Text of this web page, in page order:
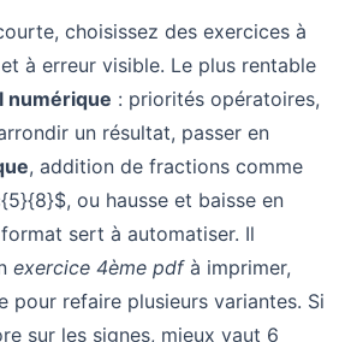
choisissez des exercices à
à erreur visible. Le plus rentable
numérique : priorités opératoires,
un résultat, passer en
, addition de fractions comme
ou hausse et baisse en
sert à automatiser. Il
exercice 4ème pdfà imprimer,
pour refaire plusieurs variantes. Si
sur les signes, mieux vaut 6